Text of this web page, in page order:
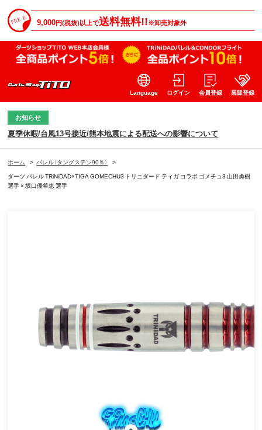
9,000円(税抜)以上で送料無料!!※卸売対象外
Language ログイン 会員登録 業販登録
お知らせ
夏季休暇/台風13号接近/熊本地震による配送への影響について
ホーム > バレル（タングステン90％）
>
ダーツ バレル TRiNiDAD×TIGA GOMECHU3 トリニダード ティガ コラボ ゴメチュ3 山田勇樹
選手 × 坂口優希恵 選手